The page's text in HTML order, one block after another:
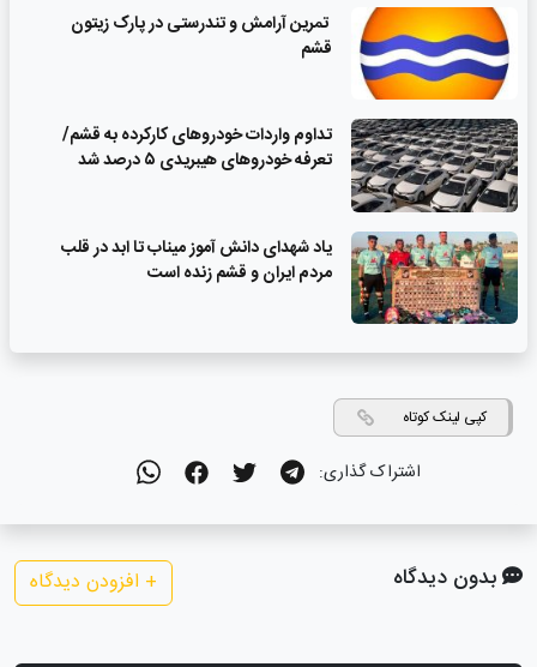
تمرین آرامش و تندرستی در پارک زیتون
قشم
تداوم واردات خودروهای کارکرده به قشم/
تعرفه خودروهای هیبریدی ۵ درصد شد
یاد شهدای دانش آموز میناب تا ابد در قلب
مردم ایران و قشم زنده است
کپی لینک کوتاه
اشتراک گذاری:
بدون دیدگاه + افزودن دیدگاه